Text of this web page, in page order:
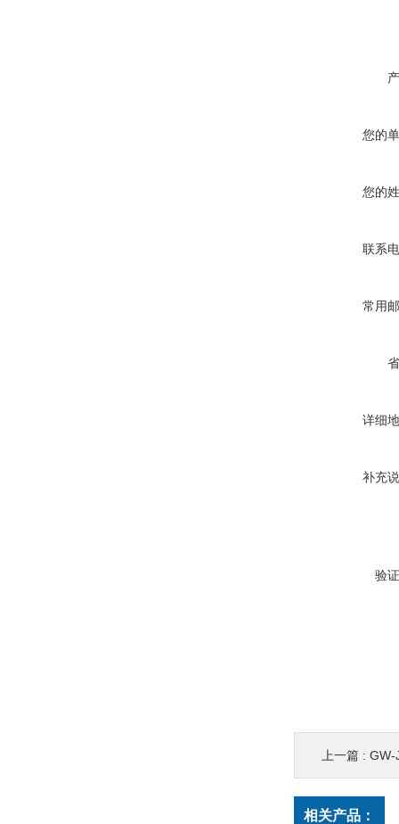
您的
您的
联系
常用
详细
补充
验
上一篇 : GW-
相关产品：